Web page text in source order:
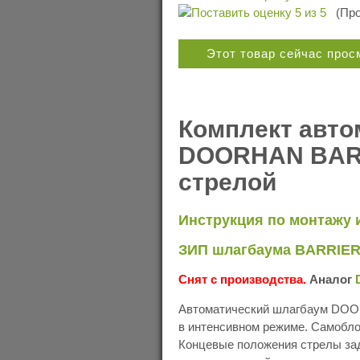
Этот товар сейчас
Комплект
DOORHAN
стрелой
Инструкция по монтажу
ЗИП шлагбаума
Снят с производства. Аналог
Автоматический шлагбаум
в интенсивном режиме.
Концевые положения стрелы